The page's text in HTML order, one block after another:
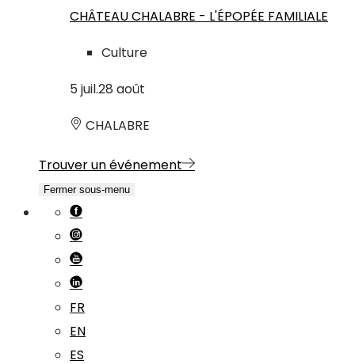
CHÂTEAU CHALABRE - L'ÉPOPÉE FAMILIALE
Culture
5 juil.28 août
CHALABRE
Trouver un événement
Fermer sous-menu
FR
EN
ES